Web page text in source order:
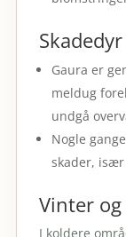
Gaura er
meldug
undgå
Nogle
skader,
Vinter
I koldere